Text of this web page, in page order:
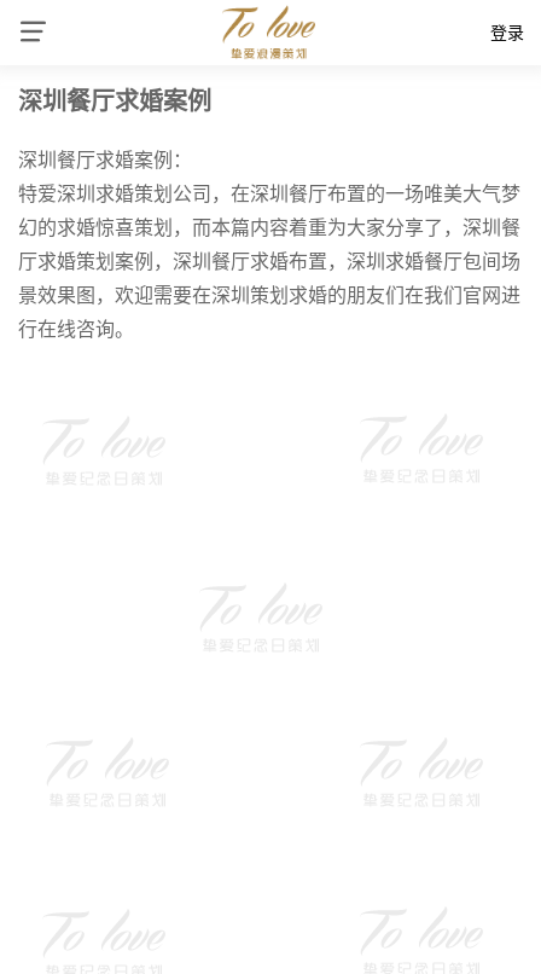
登录
深圳餐厅求婚案例
深圳餐厅求婚案例：
特爱深圳求婚策划公司，在深圳餐厅布置的一场唯美大气梦
幻的求婚惊喜策划，而本篇内容着重为大家分享了，深圳餐
厅求婚策划案例，深圳餐厅求婚布置，深圳求婚餐厅包间场
景效果图，欢迎需要在深圳策划求婚的朋友们在我们官网进
行在线咨询。